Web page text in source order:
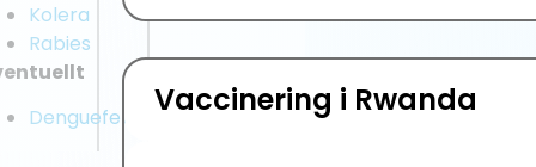
Vaccinering i Rwanda